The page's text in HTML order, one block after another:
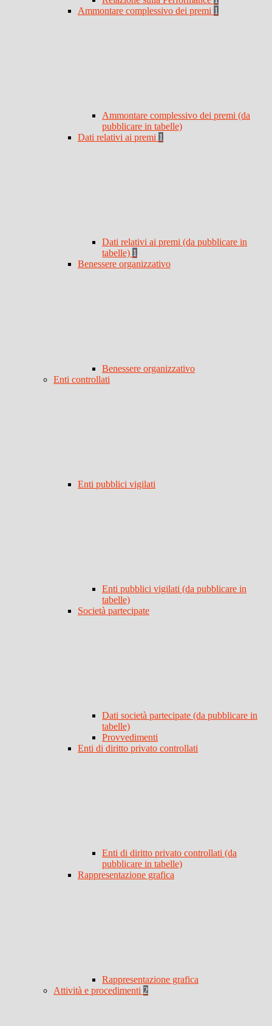
Ammontare complessivo dei premi 1
Ammontare complessivo dei premi (da
pubblicare in tabelle)
Dati relativi ai premi 1
Dati relativi ai premi (da pubblicare in
tabelle) 1
Benessere organizzativo
Benessere organizzativo
Enti controllati
Enti pubblici vigilati
Enti pubblici vigilati (da pubblicare in
tabelle)
Società partecipate
Dati società partecipate (da pubblicare in
tabelle)
Provvedimenti
Enti di diritto privato controllati
Enti di diritto privato controllati (da
pubblicare in tabelle)
Rappresentazione grafica
Rappresentazione grafica
Attività e procedimenti 2